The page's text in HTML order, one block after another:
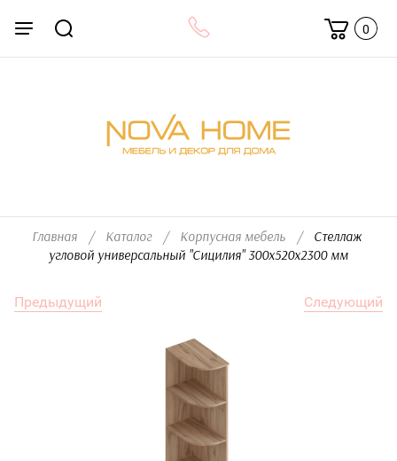
0
Главная / Каталог / Корпусная мебель /
  Стеллаж
угловой универсальный "Сицилия" 300х520х2300 мм
Предыдущий Следующий